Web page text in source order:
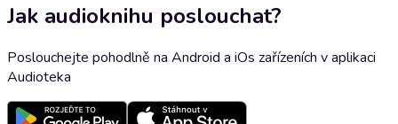
Jak audioknihu poslouchat?
Poslouchejte pohodlně na Android a iOs zařízeních v aplikaci
Audioteka